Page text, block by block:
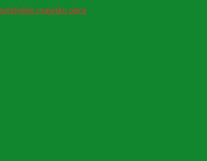
majetku obce